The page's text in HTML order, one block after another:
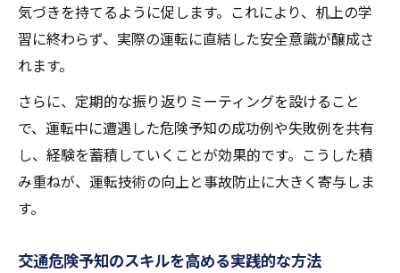
気づきを持てるように促します。これにより、机上の学
習に終わらず、実際の運転に直結した安全意識が醸成さ
れます。
さらに、定期的な振り返りミーティングを設けること
で、運転中に遭遇した危険予知の成功例や失敗例を共有
し、経験を蓄積していくことが効果的です。こうした積
み重ねが、運転技術の向上と事故防止に大きく寄与しま
す。
交通危険予知のスキルを高める実践的な方法